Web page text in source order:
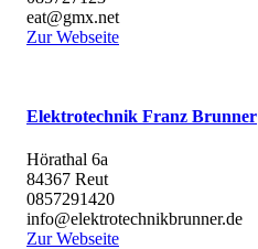
eat@gmx.net
Zur Webseite
Elektrotechnik Franz Brunner
Hörathal 6a
84367 Reut
0857291420
info@elektrotechnikbrunner.de
Zur Webseite